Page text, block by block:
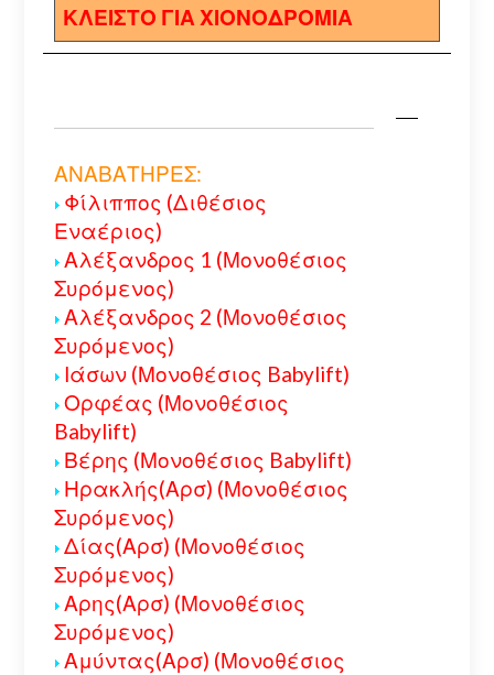
ΚΛΕΙΣΤΟ ΓΙΑ ΧΙΟΝΟΔΡΟΜΙΑ
ΑΝΑΒΑΤΗΡΕΣ:
Φίλιππος (Διθέσιος
Εναέριος)
Αλέξανδρος 1 (Μονοθέσιος
Συρόμενος)
Αλέξανδρος 2 (Μονοθέσιος
Συρόμενος)
Ιάσων (Μονοθέσιος Babylift)
Ορφέας (Μονοθέσιος
Babylift)
Βέρης (Μονοθέσιος Babylift)
Ηρακλής(Αρσ) (Μονοθέσιος
Συρόμενος)
Δίας(Αρσ) (Μονοθέσιος
Συρόμενος)
Αρης(Αρσ) (Μονοθέσιος
Συρόμενος)
Αμύντας(Αρσ) (Μονοθέσιος